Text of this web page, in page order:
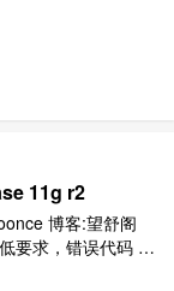
11g r2
博客:望舒阁
要求，错误代码 NS